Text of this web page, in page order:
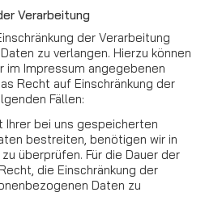
Verarbeitung
der Verarbeitung
zu verlangen. Hierzu können
im Impressum angegebenen
Recht auf Einschränkung der
Fällen:
Ihrer bei uns gespeicherten
bestreiten, benötigen wir in
überprüfen. Für die Dauer der
die Einschränkung der
Daten zu